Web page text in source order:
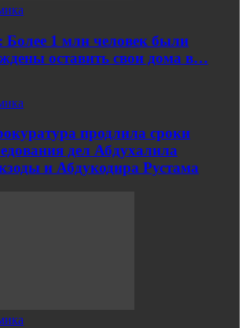
1 млн человек были
оставить свои дома в…
продлила сроки
дел Абдухалила
и Абдукодира Рустама